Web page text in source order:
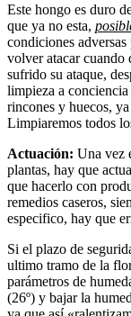
Este hongo es duro
que ya no esta,
condiciones adversas
volver atacar cuando
sufrido su ataque,
limpieza a
rincones y huecos,
Limpiaremos todos
Actuación: Una vez
plantas, hay que
que hacerlo con
remedios caseros,
especifico, hay que
Si el plazo de
ultimo tramo de la
parámetros de
(26º) y bajar la